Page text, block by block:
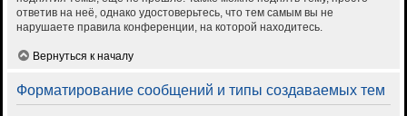
ответив на неё, однако удостоверьтесь, что тем самым вы не
нарушаете правила конференции, на которой находитесь.
Вернуться к началу
Форматирование сообщений и типы создаваемых тем